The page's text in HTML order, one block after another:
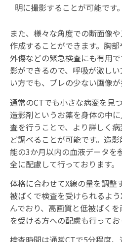
明に撮影することが可能です。
また、様々な角度での断面像
作成することができます。胸
外傷などの緊急検査にも有用
影ができるので、呼吸が激し
い方でも、ブレの少ない画像が
通常のCTでも小さな病変を見
造影剤というお薬を身体の中
査を行うことで、より詳しく
ど調べることが可能です。造
能の3か月以内の血液データを
全に配慮して行っております。
体格に合わせてX線の量を調整
被ばくで検査を受けられるよ
んでおり、高画質と低被ばく
を受ける方への配慮も行ってお